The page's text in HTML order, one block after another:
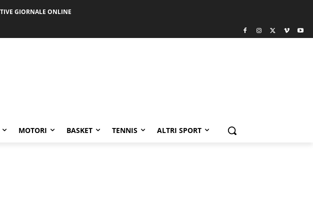
GIORNALE ONLINE
MOTORI BASKET TENNIS ALTRI SPORT